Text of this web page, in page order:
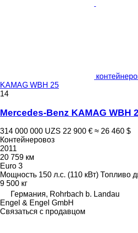
KAMAG WBH 25
14
Mercedes-Benz KAMAG WBH
314 000 000 UZS 22 900 € ≈ 26 460 $
Контейнеровоз
2011
20 759 км
Euro 3
Мощность 150 л.с. (110 кВт) Топливо
9 500 кг
Германия, Rohrbach b. Landau
Engel & Engel GmbH
Связаться с продавцом